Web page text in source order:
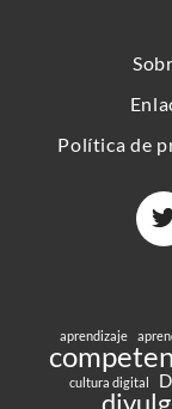
Política de
aprendizaje
cultura digital